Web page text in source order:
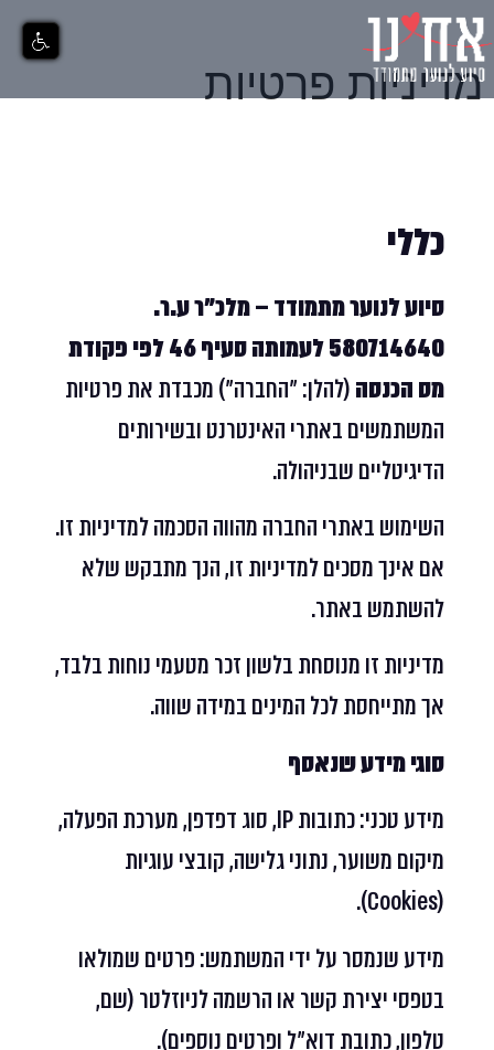
מדיניות פרטיות
כללי
סיוע לנוער מתמודד – מלכ"ר ע.ר.
580714640 לעמותה סעיף 46 לפי פקודת
מס הכנסה(להלן: "החברה") מכבדת את פרטיות
המשתמשים באתרי האינטרנט ובשירותים
הדיגיטליים שבניהולה.
השימוש באתרי החברה מהווה הסכמה למדיניות זו.
אם אינך מסכים למדיניות זו, הנך מתבקש שלא
להשתמש באתר.
מדיניות זו מנוסחת בלשון זכר מטעמי נוחות בלבד,
אך מתייחסת לכל המינים במידה שווה.
סוגי מידע שנאסף
מידע טכני: כתובות IP, סוג דפדפן, מערכת הפעלה,
מיקום משוער, נתוני גלישה, קובצי עוגיות
(Cookies).
מידע שנמסר על ידי המשתמש: פרטים שמולאו
בטפסי יצירת קשר או הרשמה לניוזלטר (שם,
טלפון, כתובת דוא"ל ופרטים נוספים).